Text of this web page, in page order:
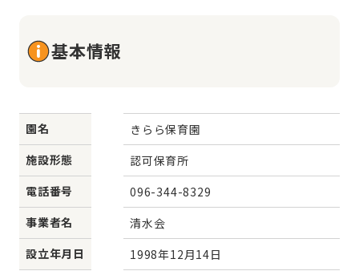
基本情報
園名
きらら保育園
施設形態
認可保育所
電話番号
096-344-8329
事業者名
清水会
設立年月日
1998年12月14日